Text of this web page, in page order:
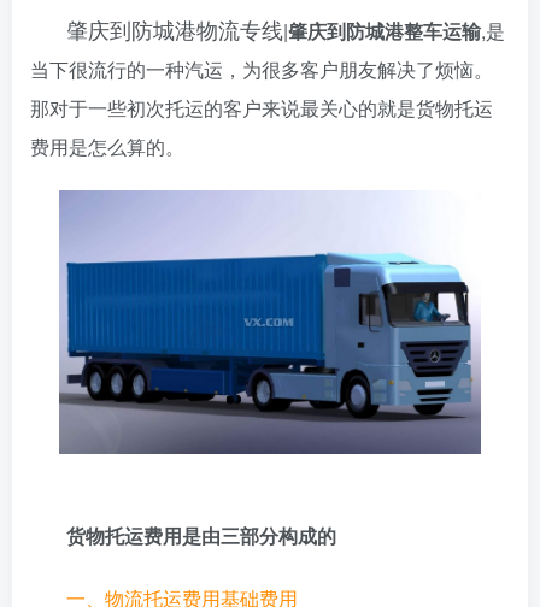
肇庆到防城港物流专线|肇庆到防城港整车运输,是
当下很流行的一种汽运，为很多客户朋友解决了烦恼。
那对于一些初次托运的客户来说最关心的就是货物托运
费用是怎么算的。
货物托运费用是由三部分构成的
一、物流托运费用基础费用